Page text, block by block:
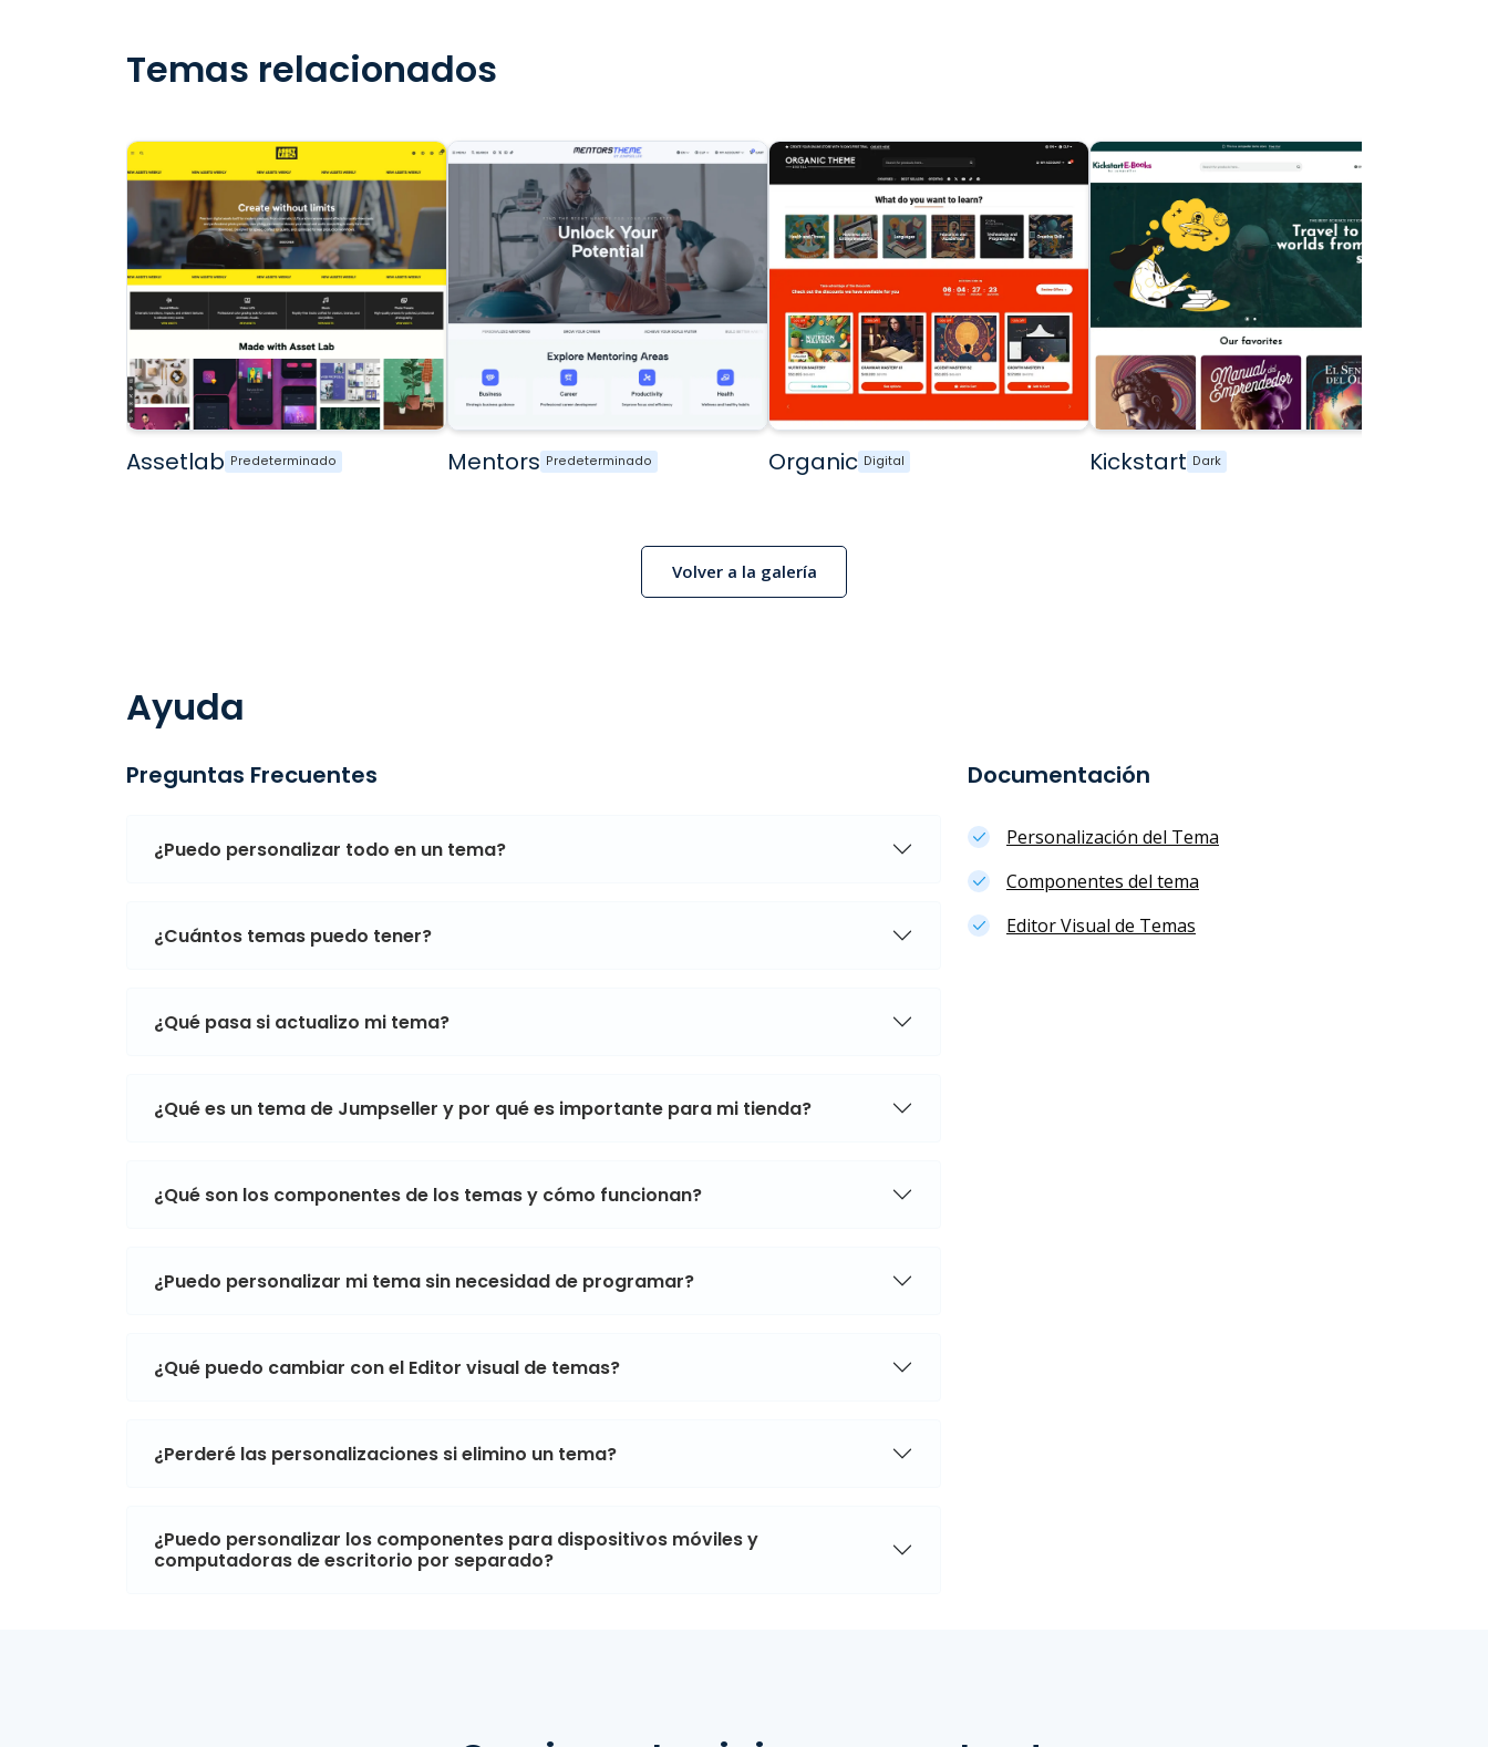
Temas relacionados
Assetlab Predeterminado Mentors Predeterminado Organic Digital Kickstart Dark
Volver a la galería
Ayuda
Preguntas Frecuentes
¿Puedo personalizar todo en un tema?
¿Cuántos temas puedo tener?
¿Qué pasa si actualizo mi tema?
¿Qué es un tema de Jumpseller y por qué es importante para mi tienda?
¿Qué son los componentes de los temas y cómo funcionan?
¿Puedo personalizar mi tema sin necesidad de programar?
¿Qué puedo cambiar con el Editor visual de temas?
¿Perderé las personalizaciones si elimino un tema?
¿Puedo personalizar los componentes para dispositivos móviles y
computadoras de escritorio por separado?
Documentación
Personalización del Tema
Componentes del tema
Editor Visual de Temas